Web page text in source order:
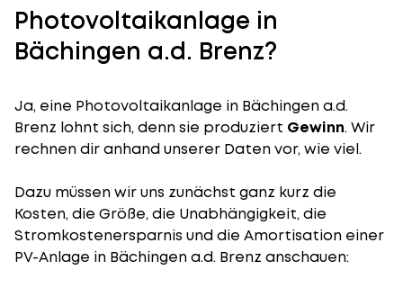
Photovoltaikanlage in
Bächingen a.d. Brenz?
Ja, eine Photovoltaikanlage in Bächingen a.d.
Brenz lohnt sich, denn sie produziert Gewinn. Wir
rechnen dir anhand unserer Daten vor, wie viel.
Dazu müssen wir uns zunächst ganz kurz die
Kosten, die Größe, die Unabhängigkeit, die
Stromkostenersparnis und die Amortisation einer
PV-Anlage in Bächingen a.d. Brenz anschauen: